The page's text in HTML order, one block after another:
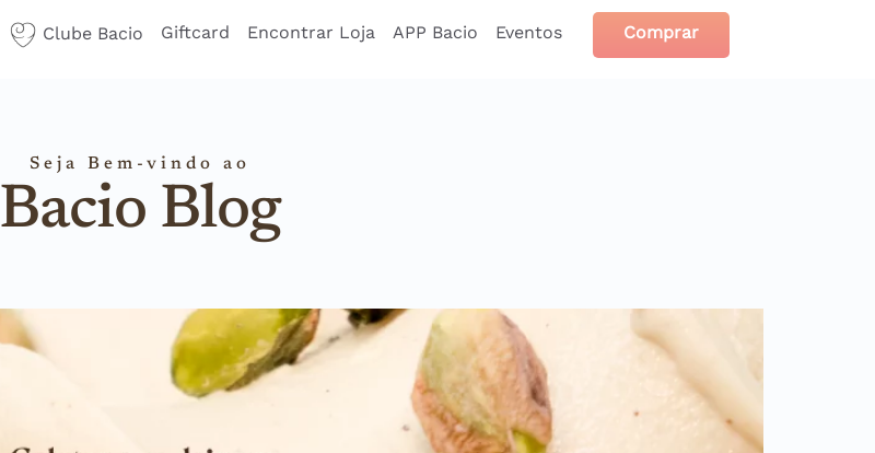
Clube Bacio Giftcard Encontrar Loja APP Bacio Eventos Comprar
Seja Bem-vindo ao
Bacio Blog